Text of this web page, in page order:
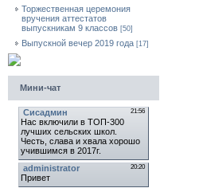
Торжественная церемония
вручения аттестатов
выпускникам 9 классов [50]
Выпускной вечер 2019 года [17]
Мини-чат